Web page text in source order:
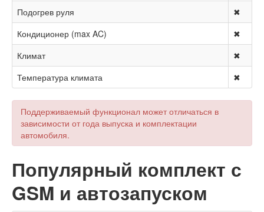
Подогрев руля
✖
Кондиционер (max AC)
✖
Климат
✖
Температура климата
✖
Поддерживаемый функционал может отличаться в
зависимости от года выпуска и комплектации
автомобиля.
Популярный комплект с
GSM и автозапуском